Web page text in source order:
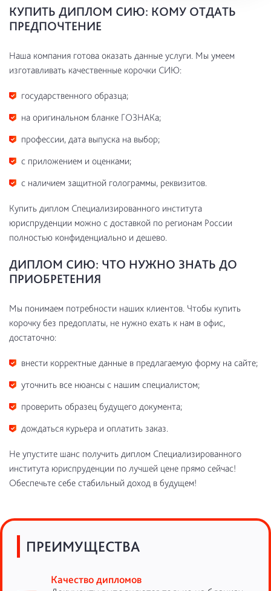
КУПИТЬ ДИПЛОМ СИЮ: КОМУ ОТДАТЬ
ПРЕДПОЧТЕНИЕ
Наша компания готова оказать данные услуги. Мы умеем
изготавливать качественные корочки СИЮ:
государственного образца;
на оригинальном бланке ГОЗНАКа;
профессии, дата выпуска на выбор;
с приложением и оценками;
с наличием защитной голограммы, реквизитов.
Купить диплом Специализированного института
юриспруденции можно с доставкой по регионам России
полностью конфиденциально и дешево.
ДИПЛОМ СИЮ: ЧТО НУЖНО ЗНАТЬ ДО
ПРИОБРЕТЕНИЯ
Мы понимаем потребности наших клиентов. Чтобы купить
корочку без предоплаты, не нужно ехать к нам в офис,
достаточно:
внести корректные данные в предлагаемую форму на сайте;
уточнить все нюансы с нашим специалистом;
проверить образец будущего документа;
дождаться курьера и оплатить заказ.
Не упустите шанс получить диплом Специализированного
института юриспруденции по лучшей цене прямо сейчас!
Обеспечьте себе стабильный доход в будущем!
ПРЕИМУЩЕСТВА
Качество дипломов